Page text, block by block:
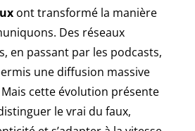
ont transformé la manière
Des réseaux
en passant par les podcasts,
une diffusion massive
cette évolution présente
le vrai du faux,